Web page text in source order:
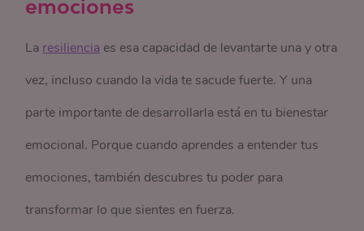
emociones
La resiliencia es esa capacidad de levantarte una y otra
vez, incluso cuando la vida te sacude fuerte. Y una
parte importante de desarrollarla está en tu bienestar
emocional. Porque cuando aprendes a entender tus
emociones, también descubres tu poder para
transformar lo que sientes en fuerza.